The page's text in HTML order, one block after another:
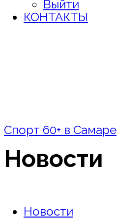
Выйти
КОНТАКТЫ
Спорт 60+ в Самаре
Новости
Новости